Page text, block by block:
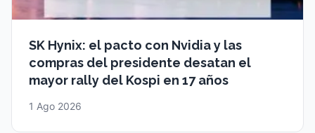
SK Hynix: el pacto con Nvidia y las
compras del presidente desatan el
mayor rally del Kospi en 17 años
1 Ago 2026